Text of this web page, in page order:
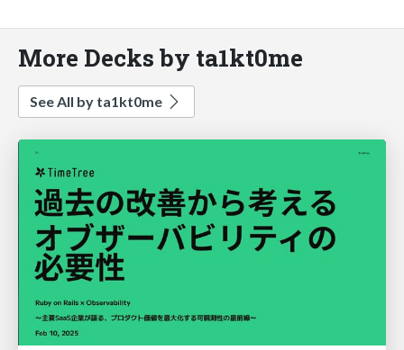
More Decks by ta1kt0me
See All by ta1kt0me